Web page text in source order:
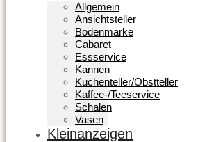
Allgemein
Ansichtsteller
Bodenmarke
Cabaret
Essservice
Kannen
Kuchenteller/Obstteller
Kaffee-/Teeservice
Schalen
Vasen
Kleinanzeigen